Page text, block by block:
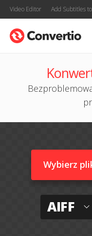
Video Editor Add Subtitles
Wybierz
AIFF